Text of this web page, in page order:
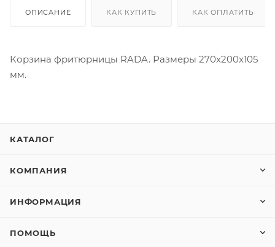
ОПИСАНИЕ КАК КУПИТЬ КАК ОПЛАТИТЬ
Корзина фритюрницы RADA. Размеры 270x200x105
мм.
КАТАЛОГ
КОМПАНИЯ
ИНФОРМАЦИЯ
ПОМОЩЬ